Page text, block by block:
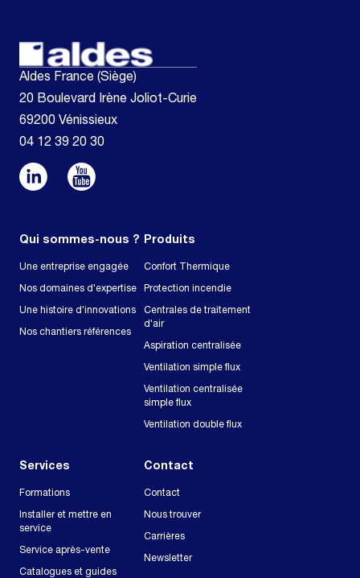
Aldes France (Siège)
20 Boulevard Irène Joliot-Curie
69200 Vénissieux
04 12 39 20 30
Qui sommes-nous ?
Une entreprise engagée
Nos domaines d'expertise
Une histoire d'innovations
Nos chantiers références
Produits
Confort Thermique
Protection incendie
Centrales de traitement
d'air
Aspiration centralisée
Ventilation simple flux
Ventilation centralisée
simple flux
Ventilation double flux
Services
Formations
Installer et mettre en
service
Service après-vente
Catalogues et guides
Contact
Contact
Nous trouver
Carrières
Newsletter